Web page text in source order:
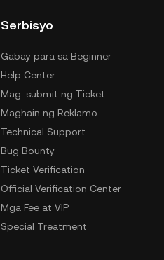
Serbisyo
Gabay para sa Beginner
Help Center
Mag-submit ng Ticket
Maghain ng Reklamo
Technical Support
Bug Bounty
Ticket Verification
Official Verification Center
Mga Fee at VIP
Special Treatment